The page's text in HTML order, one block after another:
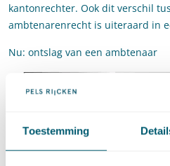
Toestemming
kantonrechter. Ook dit verschil
ambtenarenrecht is uiteraard in
Nu: ontslag van een ambtenaar